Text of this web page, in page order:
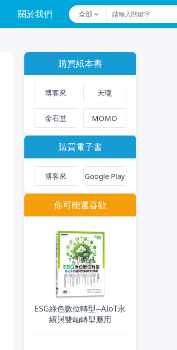
關於我們 全部
購買紙本書
博客來 天瓏
金石堂 MOMO
購買電子書
博客來 Google Play
你可能還喜歡
ESG綠色數位轉型─AIoT永
續與雙軸轉型應用